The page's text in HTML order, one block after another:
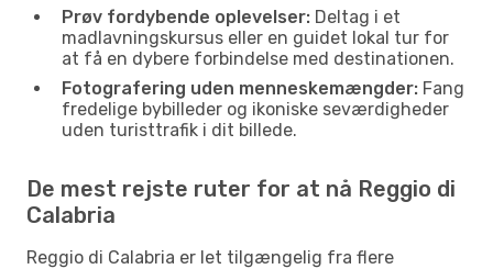
Prøv fordybende oplevelser: Deltag i et
madlavningskursus eller en guidet lokal tur for
at få en dybere forbindelse med destinationen.
Fotografering uden menneskemængder: Fang
fredelige bybilleder og ikoniske seværdigheder
uden turisttrafik i dit billede.
De mest rejste ruter for at nå Reggio di
Calabria
Reggio di Calabria er let tilgængelig fra flere